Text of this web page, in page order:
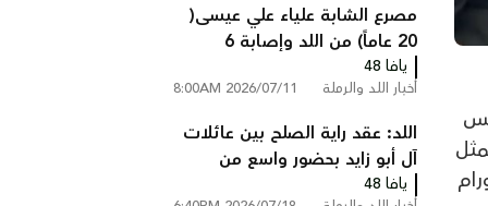
مصرع الشابة علياء علي عيسى(
20 عاماً) من اللد وإصابة 6
أشخاص في حادث طرق مروع
على شارع 6 قرب الطيبة
يافا 48
أخبار اللد والرملة 2026/07/11 8:00AM
اللد: عقد راية الصلح بين عائلات
آل أبو زايد بحضور واسع من
الوجهاء ولجان الإصلاح
يافا 48